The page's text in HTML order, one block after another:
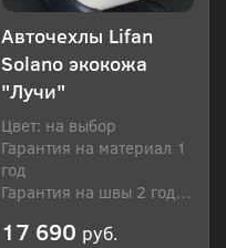
Авточехлы Lifan
Solano экокожа
"Лучи"
Цвет: на выбор
Гарантия на материал 1
год
Гарантия на швы 2 года
17 690 руб.